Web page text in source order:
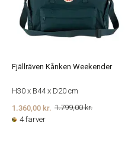
Fjällräven Kånken Weekender
H30 x B44 x D20 cm
1.799,00 kr.
1.360,00 kr.
4 farver